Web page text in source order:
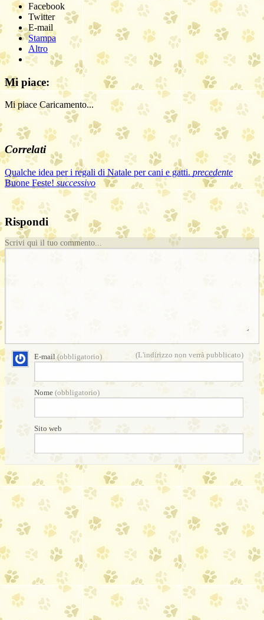
Facebook
Twitter
E-mail
Stampa
Altro
Mi piace:
Mi piace Caricamento...
Correlati
Qualche idea per i regali di Natale per cani e gatti. precedente
Buone Feste! successivo
Rispondi
Scrivi qui il tuo commento...
E-mail (obbligatorio) (L'indirizzo non verrà pubblicato)
Nome (obbligatorio)
Sito web